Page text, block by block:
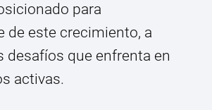
para
de este crecimiento, a
desafíos que enfrenta en
activas.